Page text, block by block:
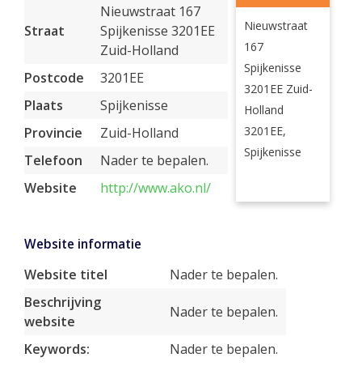
Straat
Nieuwstraat 167
Spijkenisse 3201EE
Zuid-Holland
Postcode
3201EE
Plaats
Spijkenisse
Provincie
Zuid-Holland
Telefoon
Nader te bepalen.
Website
http://www.ako.nl/
Nieuwstraat
167
Spijkenisse
3201EE Zuid-
Holland
3201EE,
Spijkenisse
Website informatie
Website titel
Nader te bepalen.
Beschrijving
website
Nader te bepalen.
Keywords: Nader te bepalen.